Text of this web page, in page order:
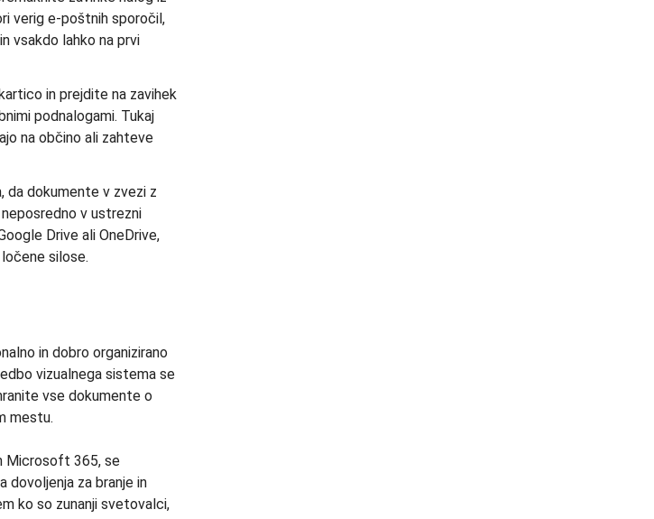
verig e-poštnih sporočil,
vsakdo lahko na prvi
in prejdite na zavihek
podnalogami. Tukaj
na občino ali zahteve
da dokumente v zvezi z
v ustrezni
Drive ali OneDrive,
silose.
in dobro organizirano
vizualnega sistema se
vse dokumente o
mestu.
Microsoft 365, se
dovoljenja za branje in
ko so zunanji svetovalci,